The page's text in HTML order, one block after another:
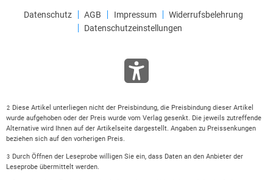
Datenschutz AGB Impressum
Widerrufsbelehrung
Datenschutzeinstellungen
2 Diese Artikel unterliegen nicht der Preisbindung, die Preisbindung dieser Artikel
wurde aufgehoben oder der Preis wurde vom Verlag gesenkt. Die jeweils zutreffende
Alternative wird Ihnen auf der Artikelseite dargestellt. Angaben zu Preissenkungen
beziehen sich auf den vorherigen Preis.
3 Durch Öffnen der Leseprobe willigen Sie ein, dass Daten an den Anbieter der
Leseprobe übermittelt werden.